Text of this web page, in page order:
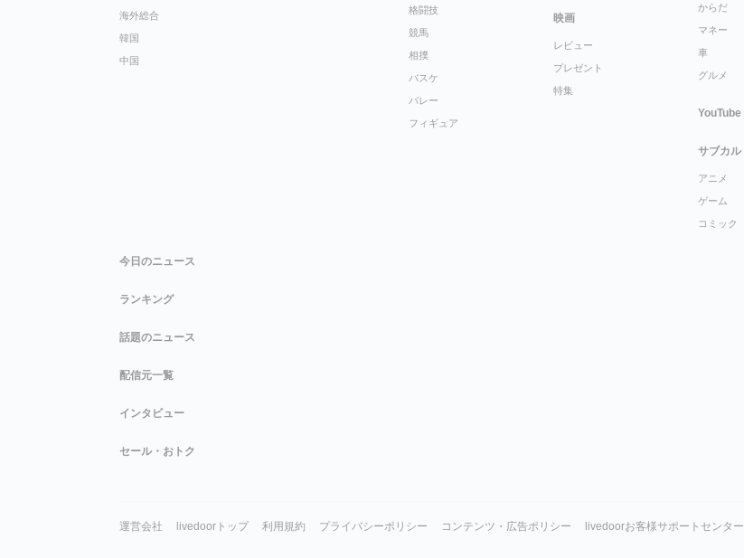
海外総合
韓国
中国
格闘技
競馬
相撲
バスケ
バレー
フィギュア
映画
レビュー
プレゼント
特集
からだ
マネー
車
グルメ
YouTube
サブカル
アニメ
ゲーム
コミック
今日のニュース
ランキング
話題のニュース
配信元一覧
インタビュー
セール・おトク
運営会社 livedoorトップ 利用規約 プライバシーポリシー コンテンツ・広告ポリシー livedoorお客様サポートセンター